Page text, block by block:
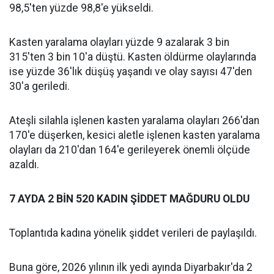
98,5'ten yüzde 98,8'e yükseldi.
Kasten yaralama olayları yüzde 9 azalarak 3 bin
315'ten 3 bin 10'a düştü. Kasten öldürme olaylarında
ise yüzde 36'lık düşüş yaşandı ve olay sayısı 47'den
30'a geriledi.
Ateşli silahla işlenen kasten yaralama olayları 266'dan
170'e düşerken, kesici aletle işlenen kasten yaralama
olayları da 210'dan 164'e gerileyerek önemli ölçüde
azaldı.
7 AYDA 2 BİN 520 KADIN ŞİDDET MAĞDURU OLDU
Toplantıda kadına yönelik şiddet verileri de paylaşıldı.
‎Buna göre, 2026 yılının ilk yedi ayında Diyarbakır'da 2